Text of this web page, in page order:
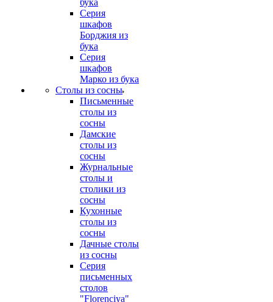
бука
Серия
шкафов
Борджия из
бука
Серия
шкафов
Марко из бука
Столы из сосны
Письменные
столы из
сосны
Дамские
столы из
сосны
Журнальные
столы и
столики из
сосны
Кухонные
столы из
сосны
Дачные столы
из сосны
Серия
письменных
столов
"Florenciya"